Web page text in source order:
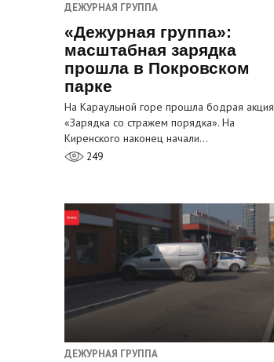
ДЕЖУРНАЯ ГРУППА
«Дежурная группа»:
масштабная зарядка
прошла в Покровском
парке
На Караульной горе прошла бодрая акция
«Зарядка со стражем порядка». На
Киренского наконец начали…
249
ДЕЖУРНАЯ ГРУППА